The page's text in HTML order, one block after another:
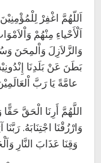
اَللّهُمَّ اغْفِرْ
اَلْأَحْياءِ مِنْهُمْ
وَالزَّلاَزِلَ وَاْلمِحَنَ
بَطَنَ عَنْ بَلَدِنَا
اللَّهُمَّ أَرِنَا الْحَقَّ حَقًّا
وَارْزُقْنَا اجْتِنَابَهُ.